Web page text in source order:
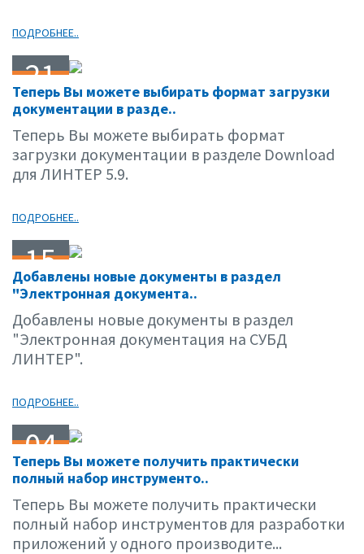
ПОДРОБНЕЕ..
21
10.01
Теперь Вы можете выбирать формат загрузки
документации в разде..
Теперь Вы можете выбирать формат
загрузки документации в разделе Download
для ЛИНТЕР 5.9.
ПОДРОБНЕЕ..
15
10.01
Добавлены новые документы в раздел
"Электронная документа..
Добавлены новые документы в раздел
"Электронная документация на СУБД
ЛИНТЕР".
ПОДРОБНЕЕ..
04
10.01
Теперь Вы можете получить практически
полный набор инструменто..
Теперь Вы можете получить практически
полный набор инструментов для разработки
приложений у одного производите...